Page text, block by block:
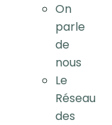
On
parle
de
nous
Le
Réseau
des